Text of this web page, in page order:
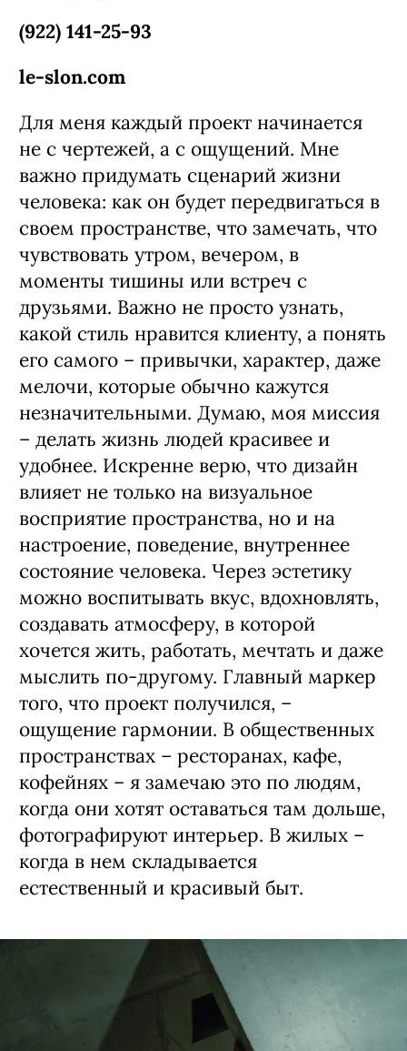
(922) 141-25-93
le-slon.com
Для меня каждый проект начинается
не с чертежей, а с ощущений. Мне
важно придумать сценарий жизни
человека: как он будет передвигаться в
своем пространстве, что замечать, что
чувствовать утром, вечером, в
моменты тишины или встреч с
друзьями. Важно не просто узнать,
какой стиль нравится клиенту, а понять
его самого – привычки, характер, даже
мелочи, которые обычно кажутся
незначительными. Думаю, моя миссия
– делать жизнь людей красивее и
удобнее. Искренне верю, что дизайн
влияет не только на визуальное
восприятие пространства, но и на
настроение, поведение, внутреннее
состояние человека. Через эстетику
можно воспитывать вкус, вдохновлять,
создавать атмосферу, в которой
хочется жить, работать, мечтать и даже
мыслить по-другому. Главный маркер
того, что проект получился, –
ощущение гармонии. В общественных
пространствах – ресторанах, кафе,
кофейнях – я замечаю это по людям,
когда они хотят оставаться там дольше,
фотографируют интерьер. В жилых –
когда в нем складывается
естественный и красивый быт.